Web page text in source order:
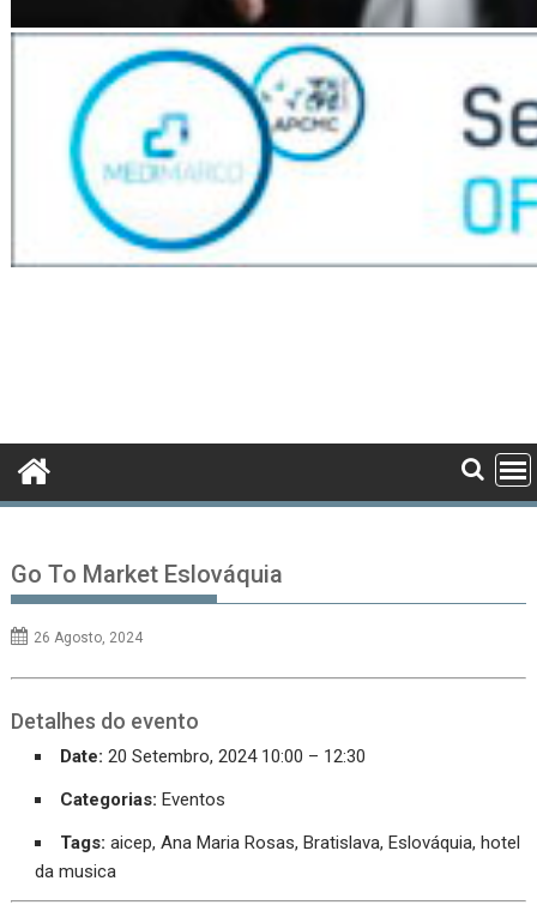
Go To Market Eslováquia
26 Agosto, 2024
Detalhes do evento
Date: 20 Setembro, 2024 10:00 – 12:30
Categorias: Eventos
Tags: aicep,Ana Maria Rosas,Bratislava,Eslováquia,hotel
da musica